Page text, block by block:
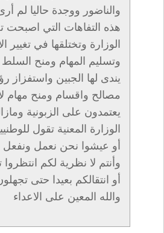
والناضور ووجدة حاليا لم
هذه التفاهات التي اصبحت
الوزارة وتختلقها في تغيير
وتسليم المهام ومنح
يندى لها الجبين واستفزاز
مصالح واقسام ومنح مهام
يعتمدون على الزبونية
الوزارة المعنية تقول
أو عيشوا نحن نعمل ونفعل
وأنتم لا نظرية لكم انتظروا
أو انتقالكم بعيدا حتى
والله المعين على الاعداء